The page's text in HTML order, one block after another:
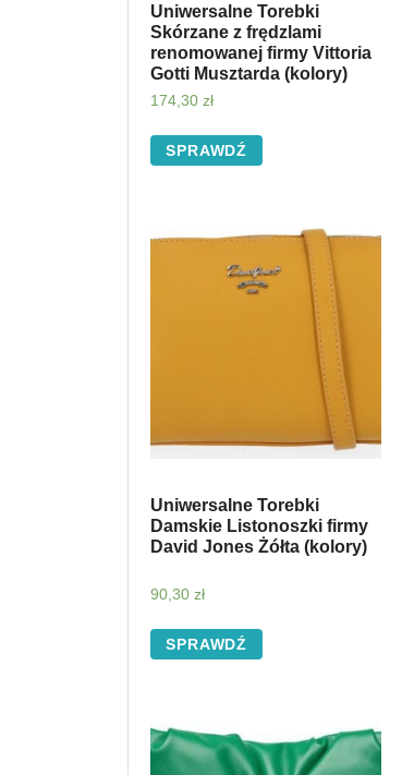
Uniwersalne Torebki
Skórzane z frędzlami
renomowanej firmy Vittoria
Gotti Musztarda (kolory)
174,30 zł
SPRAWDŹ
Uniwersalne Torebki
Damskie Listonoszki firmy
David Jones Żółta (kolory)
90,30 zł
SPRAWDŹ